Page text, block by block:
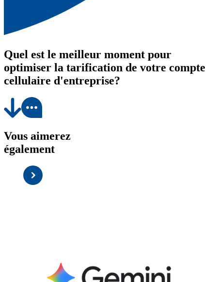
Quel est le meilleur moment pour
optimiser la tarification de votre compte
cellulaire d'entreprise?
Vous aimerez
également